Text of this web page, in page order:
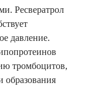
Ресвератрол
давление.
тромбоцитов,
образования